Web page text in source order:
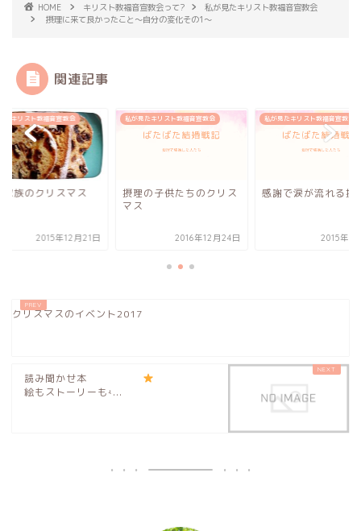
HOME キリスト教福音宣教会って?
私が見たキリスト教福音宣教会
摂理に来て良かったこと〜自分の変化その1〜
関連記事
たキリスト教福音宣教会
家族のクリスマス
2015年12月21日
私が見たキリスト教福音宣教会
摂理の子供たちのクリス
マス
2016年12月24日
私が見たキリスト教福音宣教会
感謝で涙が流れる摂
2015年12
クリスマスのイベント2017
読み聞かせ本
絵もストーリーもʵ...